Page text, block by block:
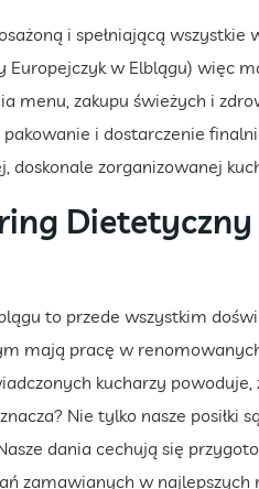
i spełniającą
Europejczyk w Elblągu) więc
menu, zakupu świeżych i
i dostarczenie
doskonale zorganizowanej
to przede wszystkim
mają pracę w
kucharzy
Nie tylko nasze posiłki
dania cechują się
zamawianych w najlepszych